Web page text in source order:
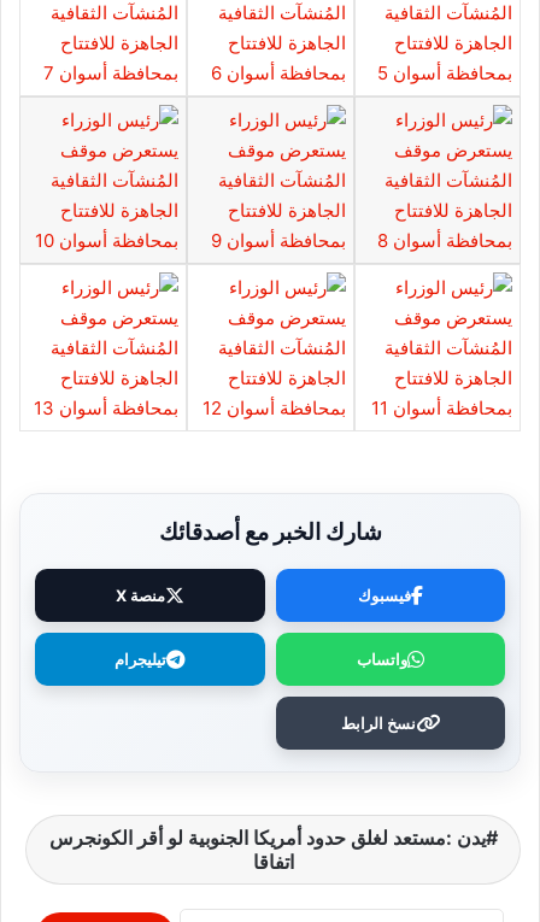
شارك الخبر مع أصدقائك
فيسبوك منصة X
واتساب تيليجرام
نسخ الرابط
يدن :مستعد لغلق حدود أمريكا الجنوبية لو أقر الكونجرس
اتفاقا